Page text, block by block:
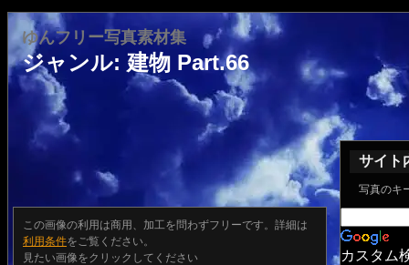
ゆんフリー写真素材集
ジャンル: 建物 Part.66
この画像の利用は商用、加工を問わずフリーです。詳細は
利用条件をご覧ください。
見たい画像をクリックしてください
サイト
写真のキ
カスタム